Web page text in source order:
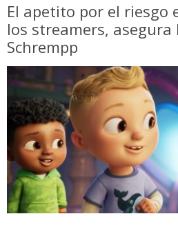
El apetito por el riesgo
los streamers, asegura
Schrempp